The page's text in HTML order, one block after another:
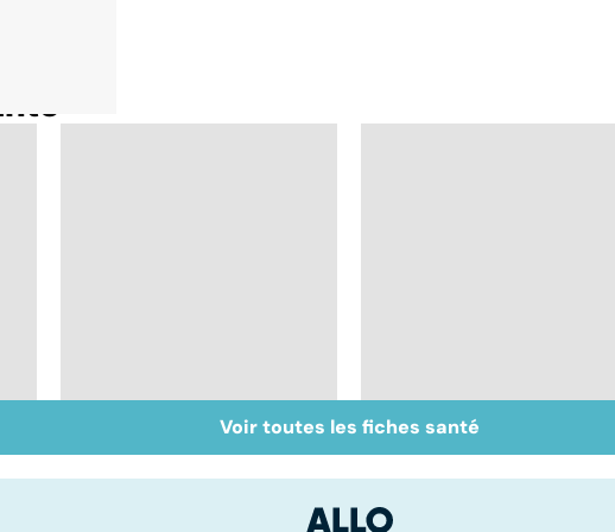
Mal de dos : quand
les vertèbres s'en
Tout savoir sur les
infections
Voir toutes les fiches santé